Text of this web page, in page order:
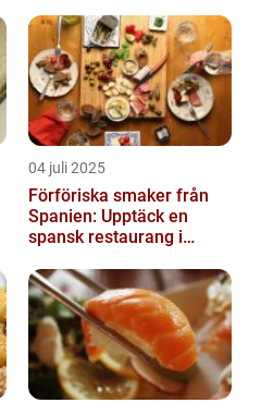
04 juli 2025
Förföriska smaker från
Spanien: Upptäck en
spansk restaurang i